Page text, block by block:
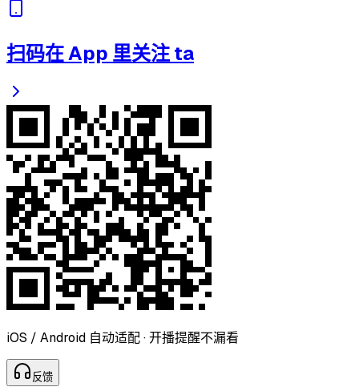
扫码在 App 里关注 ta
iOS / Android 自动适配 · 开播提醒不漏看
反馈